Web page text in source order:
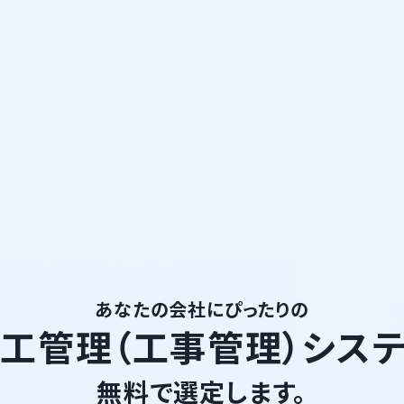
あなたの会社にぴったりの
管理（工事管理）シス
無料で選定します。